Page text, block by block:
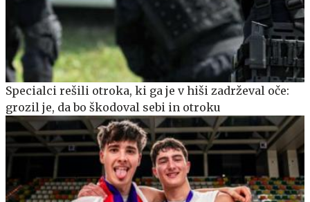
Specialci rešili otroka, ki ga je v hiši zadrževal oče:
grozil je, da bo škodoval sebi in otroku